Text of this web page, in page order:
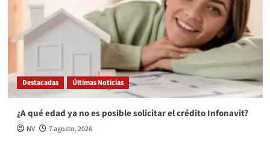
Destacadas Últimas Noticias
¿A qué edad ya no es posible solicitar el crédito Infonavit?
NV 7 agosto, 2026